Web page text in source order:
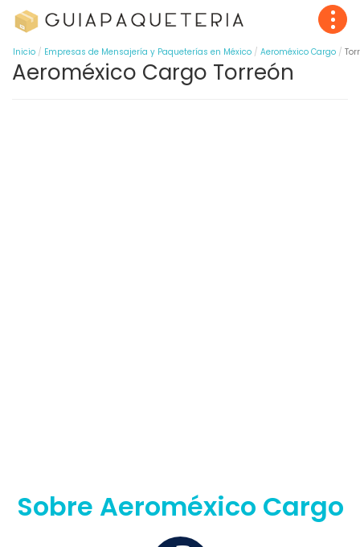
Inicio Empresas de Mensajería y Paqueterías en México Aeroméxico Cargo
Aeroméxico Cargo Torreón
Sobre Aeroméxico Cargo